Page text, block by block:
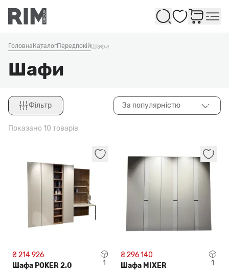
Обране
Головна КаталогПередпокійШафи
Шафи
Фільтр
Закрити
За популярністю
Показано 10 товарів
₴ 214 926
Шафа POKER 2.0
1
₴ 296 140
Шафа MIXER
1